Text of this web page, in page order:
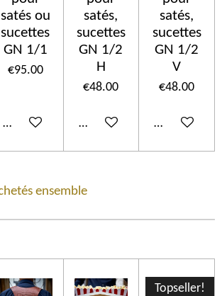
satés ou
sucettes
GN 1/1
€95.00
Add to cart
satés,
sucettes
GN 1/2
H
€48.00
Add to cart
satés,
sucettes
GN 1/2
V
€48.00
Add to cart
ensemble
Topseller!